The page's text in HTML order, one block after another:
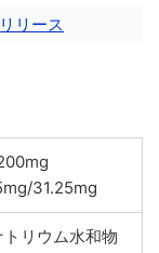
リース
31.25mg
リウム水和物